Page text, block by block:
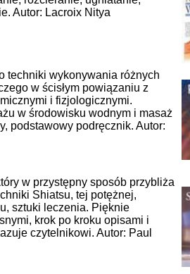
Autor: Lacroix Nitya
techniki wykonywania różnych
w ścisłym powiązaniu z
i fizjologicznymi.
w środowisku wodnym i masaż
podstawowy podręcznik. Autor:
w przystępny sposób przybliża
Shiatsu, tej potężnej,
sztuki leczenia. Pięknie
krok po kroku opisami i
czytelnikowi. Autor: Paul